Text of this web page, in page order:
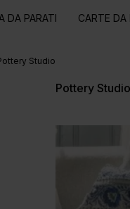
DA PARATI CARTE DA
Studio
Pottery Studio